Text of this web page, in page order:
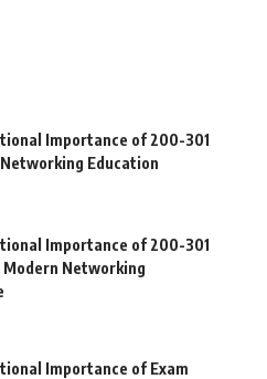
Importance of 200-301
Education
Importance of 200-301
Modern Networking
Importance of Exam